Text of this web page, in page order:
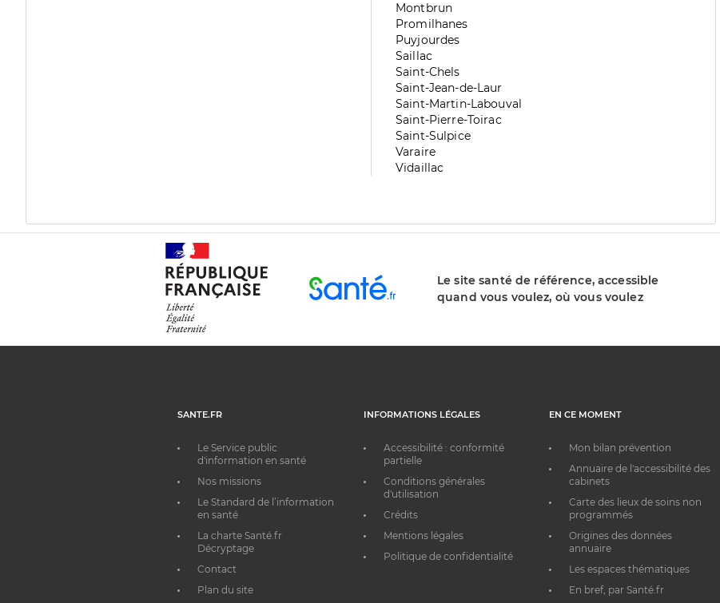
division
de
division
Zone
de
division
Montbrun
Zone
de
division
Promilhanes
Zone
de
division
Puyjourdes
Zone
de
division
Saillac
Zone
de
division
Saint-Chels
Zone
de
division
Saint-Jean-de-Laur
Zone
de
division
Saint-Martin-Labouval
Zone
de
division
Saint-Pierre-Toirac
Zone
de
division
Saint-Sulpice
Zone
de
Varaire
Zone
Vidaillac
Le site santé de référence, accessible
quand vous voulez, où vous voulez
SANTE.FR
Le Service public
d'information en santé
Nos missions
Le Standard de l’information
en santé
La charte Santé.fr
Décryptage
Contact
Plan du site
INFORMATIONS LÉGALES
Accessibilité : conformité
partielle
Conditions générales
d'utilisation
Crédits
Mentions légales
Politique de confidentialité
EN CE MOMENT
Mon bilan prévention
Annuaire de l'accessibilité des
cabinets
Carte des lieux de soins non
programmés
Origines des données
annuaire
Les espaces thématiques
En bref, par Santé.fr